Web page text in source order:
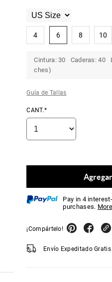
4 6 8 10
Cintura: 30 Caderas: 40
ches)
Guía de Tallas
CANT.*
Pay in 4
purchases.
¡Compártelo!
Envío Expeditado